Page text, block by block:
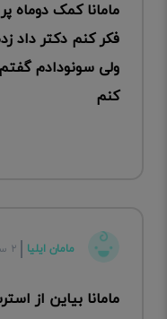
مامانا کمک دوماه
فکر کنم دکتر داد
ولی سونودادم
کنم
مامان ایلیا ۲ سالگی
مامانا بیاین از